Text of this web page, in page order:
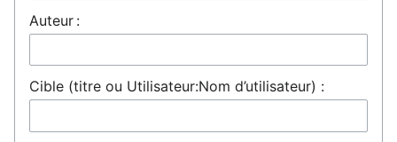
Auteur :
Cible (titre ou Utilisateur:Nom d’utilisateur) :